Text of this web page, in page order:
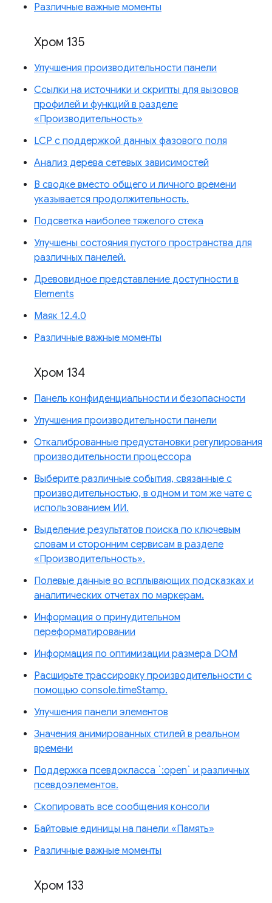
Различные важные моменты
Хром 135
Улучшения производительности панели
Ссылки на источники и скрипты для вызовов
профилей и функций в разделе
«Производительность»
LCP с поддержкой данных фазового поля
Анализ дерева сетевых зависимостей
В сводке вместо общего и личного времени
указывается продолжительность.
Подсветка наиболее тяжелого стека
Улучшены состояния пустого пространства для
различных панелей.
Древовидное представление доступности в
Elements
Маяк 12.4.0
Различные важные моменты
Хром 134
Панель конфиденциальности и безопасности
Улучшения производительности панели
Откалиброванные предустановки регулирования
производительности процессора
Выберите различные события, связанные с
производительностью, в одном и том же чате с
использованием ИИ.
Выделение результатов поиска по ключевым
словам и сторонним сервисам в разделе
«Производительность».
Полевые данные во всплывающих подсказках и
аналитических отчетах по маркерам.
Информация о принудительном
переформатировании
Информация по оптимизации размера DOM
Расширьте трассировку производительности с
помощью console.timeStamp.
Улучшения панели элементов
Значения анимированных стилей в реальном
времени
Поддержка псевдокласса `:open` и различных
псевдоэлементов.
Скопировать все сообщения консоли
Байтовые единицы на панели «Память»
Различные важные моменты
Хром 133